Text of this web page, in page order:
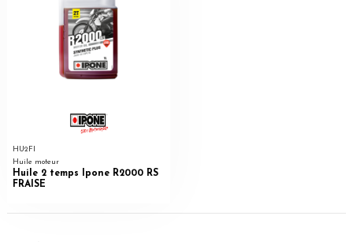
HU2FI
Huile moteur
Huile 2 temps Ipone R2000 RS
FRAISE